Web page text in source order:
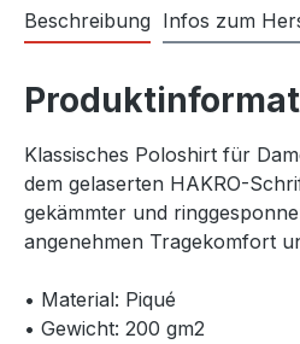
Beschreibung Infos zum
Klassisches Poloshirt für
dem gelaserten HAKRO-
gekämmter und
angenehmen Tragekomfort
• Material: Piqué
• Gewicht: 200 gm2